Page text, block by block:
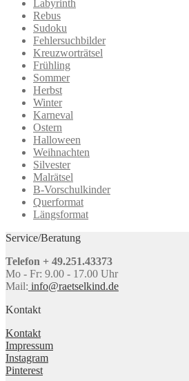
Labyrinth
Rebus
Sudoku
Fehlersuchbilder
Kreuzworträtsel
Frühling
Sommer
Herbst
Winter
Karneval
Ostern
Halloween
Weihnachten
Silvester
Malrätsel
B-Vorschulkinder
Querformat
Längsformat
Service/Beratung
Telefon + 49.251.43373
Mo - Fr: 9.00 - 17.00 Uhr
Mail: info@raetselkind.de
Kontakt
Kontakt
Impressum
Instagram
Pinterest